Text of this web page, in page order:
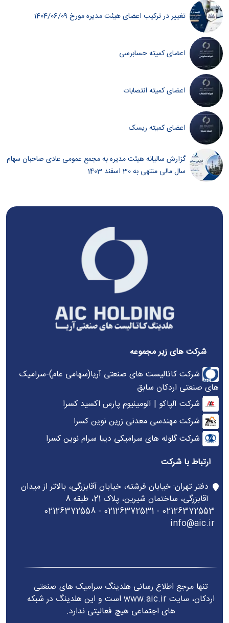
تغییر در ترکیب اعضای هیئت مدیره مورخ 1404/06/09
اعضای کمیته حسابرسی
اعضای کمیته انتصابات
اعضای کمیته ریسک
گزارش سالیانه هیئت مدیره به مجمع عمومی عادی صاحبان سهام
سال مالی منتهی به 30 اسفند 1403
شرکت های زیر مجموعه
شرکت کاتالیست های صنعتی آریا(سهامی عام)-سرامیک
های صنعتی اردکان سابق
شرکت آلپاکو | آلومینیوم پارس اکسید کسرا
شرکت مهندسی معدنی زرین نوین کسرا
شرکت گلوله های سرامیکی دیبا سرام نوین کسرا
ارتباط با شرکت
دفتر تهران: خیابان فرشته، خیابان آقابزرگی، بالاتر از میدان
آقابزرگی، ساختمان شیرین، پلاک 21، طبقه 8
02126372553 - 02126372531 - 02126372558
info@aic.ir
تنها مرجع اطلاع رسانی هلدینگ سرامیک های صنعتی
اردکان، سایت www.aic.ir است و این هلدینگ در شبکه
های اجتماعی هیچ فعالیتی ندارد.